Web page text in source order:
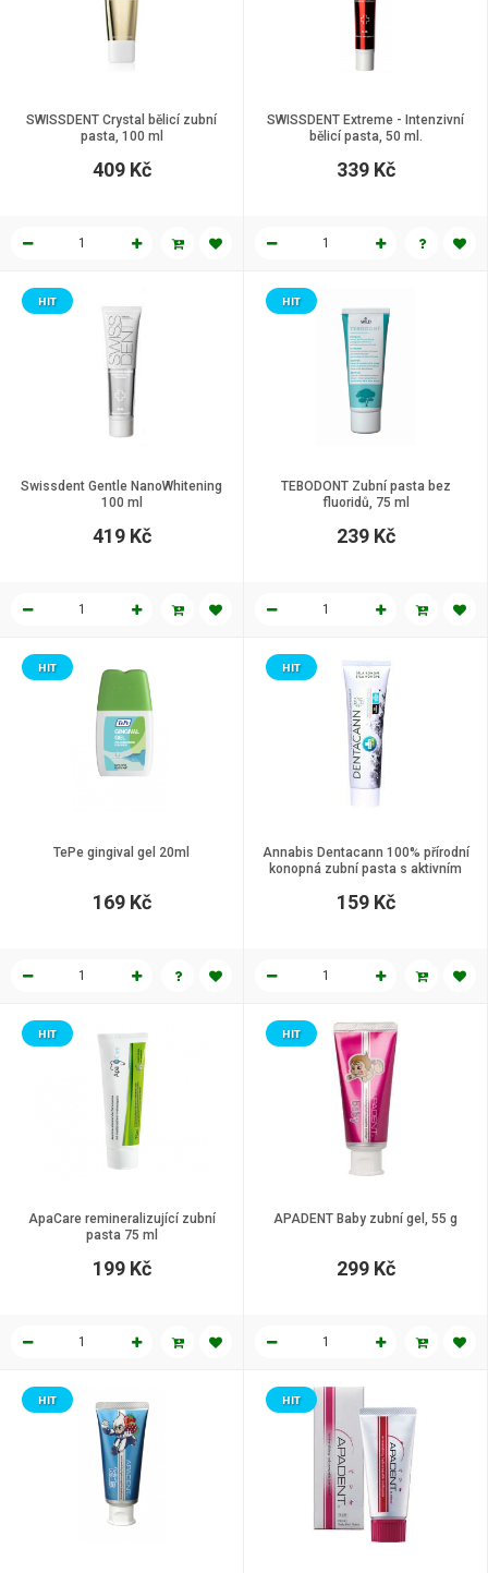
SWISSDENT Crystal bělicí zubní
pasta, 100 ml
409 Kč
SWISSDENT Extreme - Intenzivní
bělicí pasta, 50 ml.
339 Kč
Swissdent Gentle NanoWhitening
100 ml
HIT
419 Kč
TEBODONT Zubní pasta bez
fluoridů, 75 ml
HIT
239 Kč
TePe gingival gel 20ml
HIT
169 Kč
Annabis Dentacann 100% přírodní
konopná zubní pasta s aktivním
HIT
159 Kč
ApaCare remineralizující zubní
pasta 75 ml
HIT
199 Kč
APADENT Baby zubní gel, 55 g
HIT
299 Kč
HIT HIT